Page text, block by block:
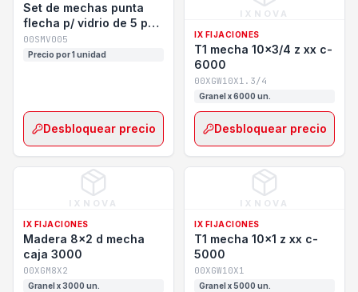
Set de mechas punta
flecha p/ vidrio de 5 pz
ronix rh-5350
00SMV005
Precio por 1 unidad
Desbloquear precio
IXNOVA
IX FIJACIONES
T1 mecha 10x3/4 z xx c-
6000
00XGW10X1.3/4
Granel x 6000 un.
Desbloquear precio
IXNOVA
IX FIJACIONES
Madera 8x2 d mecha
caja 3000
00XGM8X2
Granel x 3000 un.
IXNOVA
IX FIJACIONES
T1 mecha 10x1 z xx c-
5000
00XGW10X1
Granel x 5000 un.